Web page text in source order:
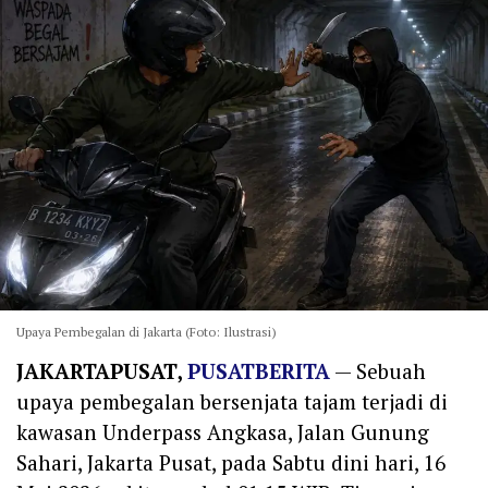
Upaya Pembegalan di Jakarta (Foto: Ilustrasi)
JAKARTAPUSAT, PUSATBERITA — Sebuah
upaya pembegalan bersenjata tajam terjadi di
kawasan Underpass Angkasa, Jalan Gunung
Sahari, Jakarta Pusat, pada Sabtu dini hari, 16